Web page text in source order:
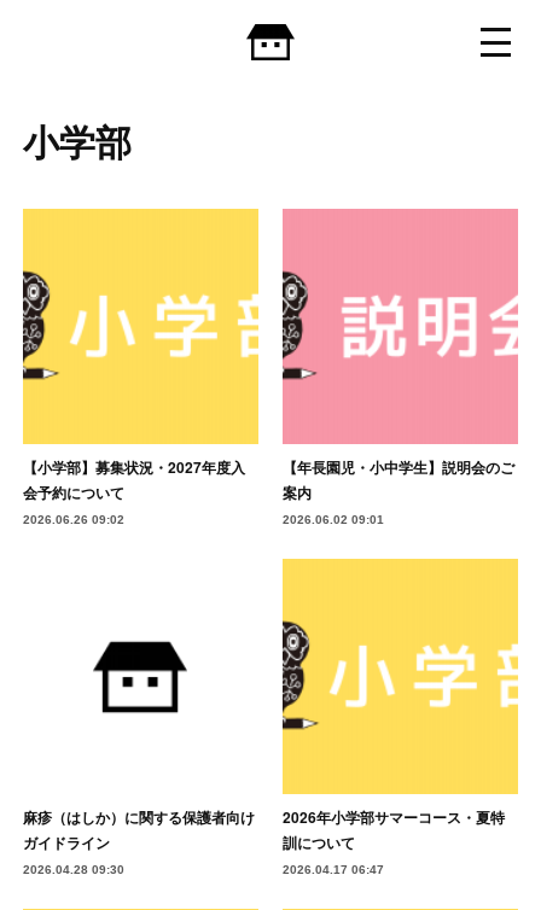
小学部
【小学部】募集状況・2027年度入
会予約について
2026.06.26 09:02
【年長園児・小中学生】説明会のご
案内
2026.06.02 09:01
麻疹（はしか）に関する保護者向け
ガイドライン
2026.04.28 09:30
2026年小学部サマーコース・夏特
訓について
2026.04.17 06:47